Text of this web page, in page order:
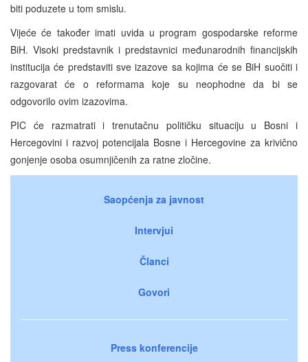
biti poduzete u tom smislu.
Vijeće će također imati uvida u program gospodarske reforme
BiH. Visoki predstavnik i predstavnici međunarodnih financijskih
institucija će predstaviti sve izazove sa kojima će se BiH suočiti i
razgovarat će o reformama koje su neophodne da bi se
odgovorilo ovim izazovima.
PIC će razmatrati i trenutačnu političku situaciju u Bosni i
Hercegovini i razvoj potencijala Bosne i Hercegovine za krivično
gonjenje osoba osumnjičenih za ratne zločine.
Saopćenja za javnost
Intervjui
Članci
Govori
Press konferencije